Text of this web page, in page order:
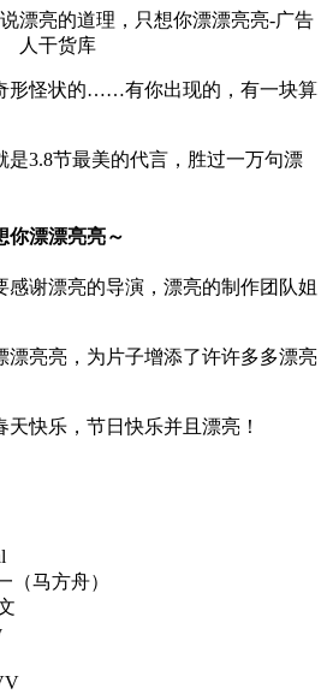
形怪状的……有你出现的，有一块算
是3.8节最美的代言，胜过一万句漂
你漂漂亮亮～
感谢漂亮的导演，漂亮的制作团队姐
漂亮亮，为片子增添了许许多多漂亮
快乐，节日快乐并且漂亮！
（马方舟）